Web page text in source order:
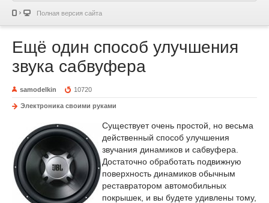
Полная версия сайта
Ещё один способ улучшения
звука сабвуфера
samodelkin 10720
Электроника своими руками
Существует очень простой, но весьма
действенный способ улучшения
звучания динамиков и сабвуфера.
Достаточно обработать подвижную
поверхность динамиков обычным
реставратором автомобильных
покрышек, и вы будете удивлены тому,